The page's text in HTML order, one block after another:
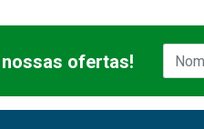
ofertas!